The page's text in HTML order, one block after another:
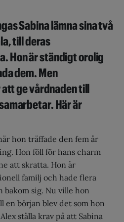
Sabina lämna sina två
till deras
Hon är ständigt orolig
dem. Men
ge vårdnaden till
Här är
hon träffade den fem år
Hon föll för hans charm
att skratta. Hon är
familj och hade flera
sig. Nu ville hon
en början blev det som hon
ställa krav på att Sabina